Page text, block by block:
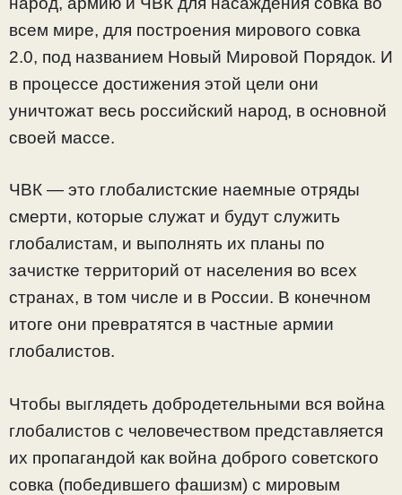
всем мире, для построения мирового совка
2.0, под названием Новый Мировой Порядок. И
в процессе достижения этой цели они
уничтожат весь российский народ, в основной
своей массе.
ЧВК — это глобалистские наемные отряды
смерти, которые служат и будут служить
глобалистам, и выполнять их планы по
зачистке территорий от населения во всех
странах, в том числе и в России. В конечном
итоге они превратятся в частные армии
глобалистов.
Чтобы выглядеть добродетельными вся война
глобалистов с человечеством представляется
их пропагандой как война доброго советского
совка (победившего фашизм) с мировым